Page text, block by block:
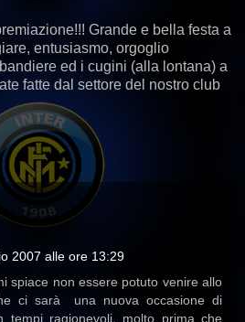
Grande e bella festa a
entusiasmo, orgoglio
ed i cugini (alla lontana) a
fatte dal settore del nostro club
2007 alle ore 13:29
spiace non essere potuto venire allo
ci sarà una nuova occasione di
tempi ragionevoli, molto prima che